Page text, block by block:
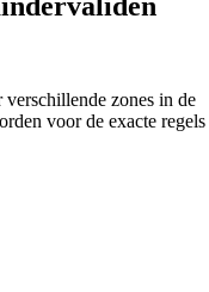
zones in de
voor de exacte regels